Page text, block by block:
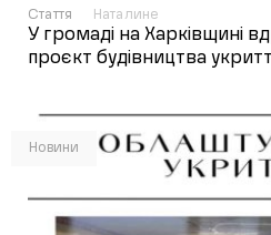
Стаття Наталине
У громаді на Харківщині
проєкт будівництва
Новини